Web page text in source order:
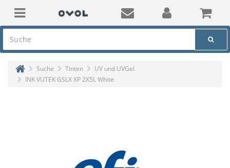
Suche Tinten
UV und UVGel
INK VUTEK GSLX XP 2X5L White